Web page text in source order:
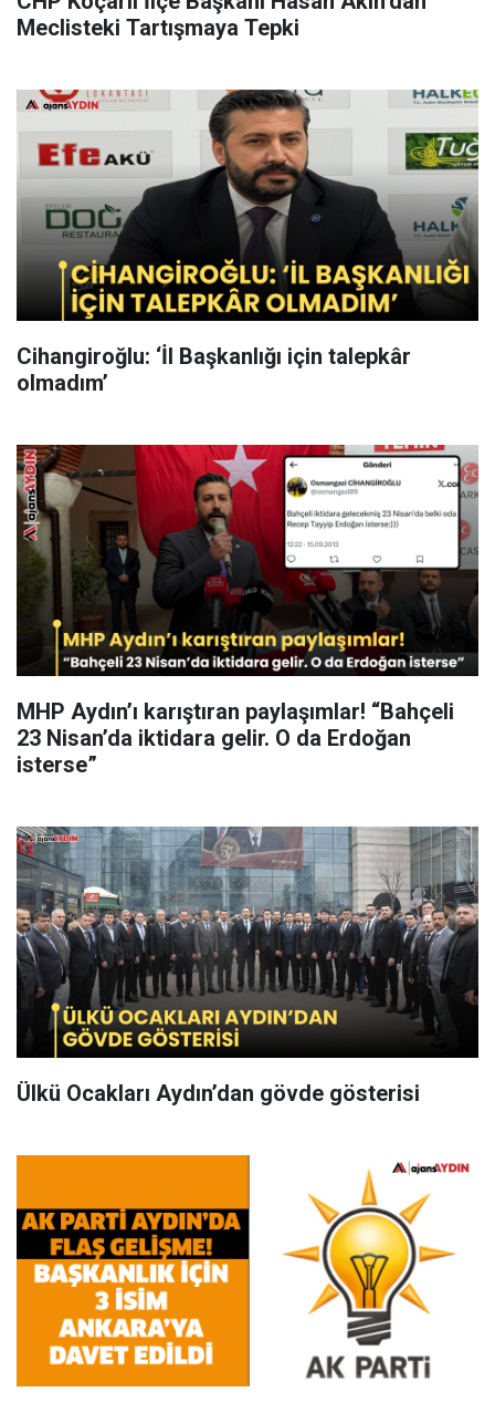
Meclisteki Tartışmaya Tepki
Cihangiroğlu: ‘İl Başkanlığı için talepkâr
olmadım’
MHP Aydın’ı karıştıran paylaşımlar! “Bahçeli
23 Nisan’da iktidara gelir. O da Erdoğan
isterse”
Ülkü Ocakları Aydın’dan gövde gösterisi